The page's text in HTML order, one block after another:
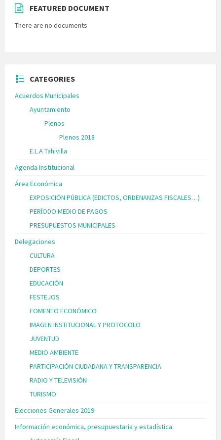
FEATURED DOCUMENT
There are no documents
CATEGORIES
Acuerdos Municipales
Ayuntamiento
Plenos
Plenos 2018
E.L.A Tahivilla
Agenda Institucional
Área Económica
EXPOSICIÓN PÚBLICA (EDICTOS, ORDENANZAS FISCALES…)
PERÍODO MEDIO DE PAGOS
PRESUPUESTOS MUNICIPALES
Delegaciones
CULTURA
DEPORTES
EDUCACIÓN
FESTEJOS
FOMENTO ECONÓMICO
IMAGEN INSTITUCIONAL Y PROTOCOLO
JUVENTUD
MEDIO AMBIENTE
PARTICIPACIÓN CIUDADANA Y TRANSPARENCIA
RADIO Y TELEVISIÓN
TURISMO
Elecciones Generales 2019
Información económica, presupuestaria y estadística.